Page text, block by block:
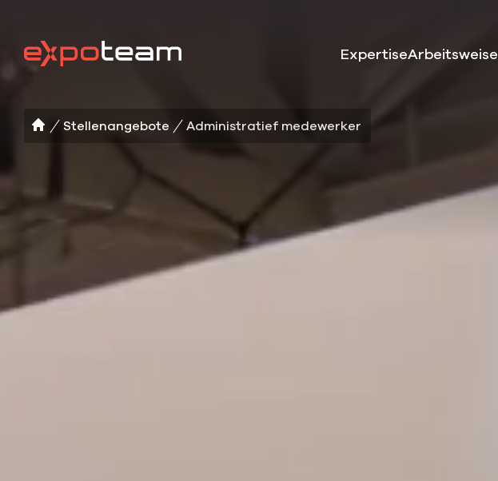
ExpertiseArbeitsweise
Stellenangebote Administratief medewerker